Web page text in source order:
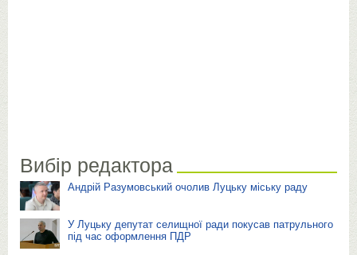
Вибір редактора
Андрій Разумовський очолив Луцьку міську раду
У Луцьку депутат селищної ради покусав патрульного
під час оформлення ПДР